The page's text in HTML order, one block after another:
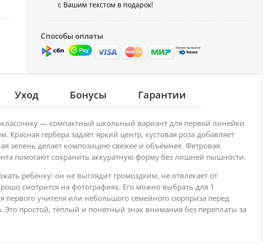
с Вашим текстом в подарок!
Способы оплаты
Уход Бонусы Гарантии
— компактный школьный вариант для первой линейки
Красная гербера задаёт яркий центр, кустовая роза добавляет
зелень делает композицию свежее и объёмнее. Фетровая
помогают сохранить аккуратную форму без лишней пышности.
ребёнку: он не выглядит громоздким, не отвлекает от
смотрится на фотографиях. Его можно выбрать для 1
первого учителя или небольшого семейного сюрприза перед
Это простой, тёплый и понятный знак внимания без переплаты за